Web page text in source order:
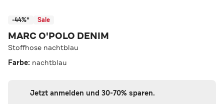
-44%* Sale
MARC O'POLO DENIM
Stoffhose nachtblau
Farbe: nachtblau
Jetzt anmelden und 30-70% sparen.